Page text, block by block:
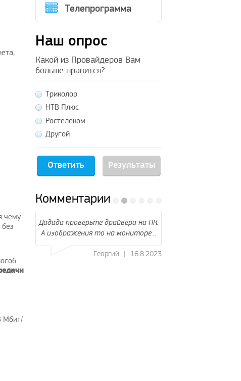
Телепрограмма
Наш опрос
Какой из Провайдеров Вам
больше нравится?
Триколор
НТВ Плюс
Ростелеком
Другой
Результаты
Комментарии
драйвера на ПК.
то на мониторе…
16.8.2023
подскажите кто нибудь как
подключить к телевизору Андроид
ТВ и…
чему
Мбит/